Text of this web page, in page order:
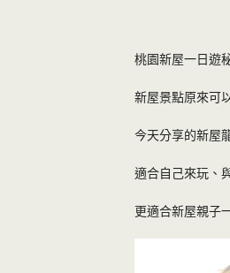
桃園新屋一日遊
新屋景點原來可
今天分享的新屋
適合自己來玩、
更適合新屋親子